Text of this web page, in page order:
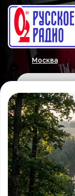
Москва